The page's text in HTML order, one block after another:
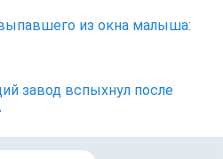
из окна малыша:
завод вспыхнул после